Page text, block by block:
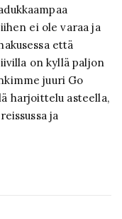
ei ole varaa ja
että
on kyllä paljon
juuri Go
harjoittelu asteella,
ja